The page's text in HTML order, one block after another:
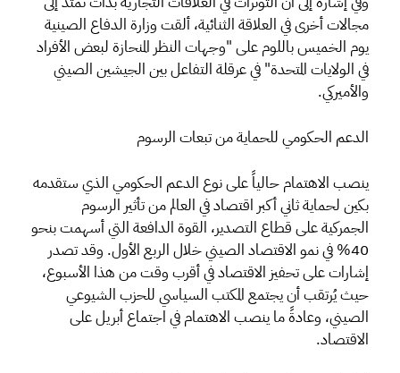
مجالات أخرى في العلاقة الثنائية، ألقت وزارة الدفاع الصينية
يوم الخميس باللوم على "وجهات النظر المنحازة لبعض الأفراد
في الولايات المتحدة" في عرقلة التفاعل بين الجيشين الصيني
والأميركي.
الدعم الحكومي للحماية من تبعات الرسوم
ينصب الاهتمام حالياً على نوع الدعم الحكومي الذي ستقدمه
بكين لحماية ثاني أكبر اقتصاد في العالم من تأثير الرسوم
الجمركية على قطاع التصدير، القوة الدافعة التي أسهمت بنحو
40% في نمو الاقتصاد الصيني خلال الربع الأول. وقد تصدر
إشارات على تحفيز الاقتصاد في أقرب وقت من هذا الأسبوع،
حيث يُرتقب أن يجتمع المكتب السياسي للحزب الشيوعي
الصيني، وعادةً ما ينصب الاهتمام في اجتماع أبريل على
الاقتصاد.